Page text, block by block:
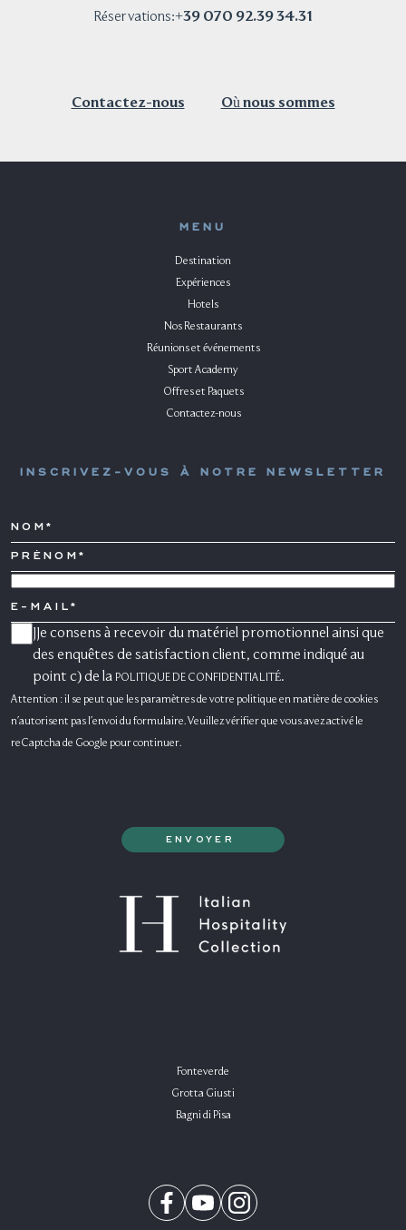
Réservations:+39 070 92.39 34.31
Contactez-nous Où nous sommes
Fonteverde
Grotta Giusti
Bagni di Pisa
MENU
Destination
Expériences
Hotels
Nos Restaurants
Réunions et événements
Sport Academy
Offres et Paquets
Contactez-nous
INSCRIVEZ-VOUS À NOTRE NEWSLETTER
NOM*
PRÉNOM*
E-
CONSENSO
MARKETING
JJe consens à recevoir du matériel promotionnel ainsi que
des enquêtes de satisfaction client, comme indiqué au
point c) de la POLITIQUE DE CONFIDENTIALITÉ.
Attention : il se peut que les paramètres de votre politique en matière de cookies
n'autorisent pas l'envoi du formulaire. Veuillez vérifier que vous avez activé le
reCaptcha de Google pour continuer.